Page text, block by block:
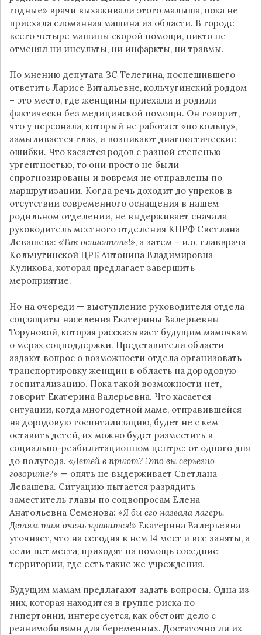
годные» врачи выхаживали этого малыша, пока не
приехала сломанная машина из области. В городе
всего четыре машины скорой помощи, никто не
отменял ни инсульты, ни инфаркты, ни травмы.
По мнению депутата ЗС Телегина, поспешившего
ответить Ларисе Витальевне, кольчугинский роддом
– это место, где женщины приехали и родили
фактически без медицинской помощи. Он говорит,
что у персонала, который не работает «по кольцу»,
замыливается глаз, и возникают диагностические
ошибки. Что касается родов с разной степенью
ургентностью, то они просто не были
спрогнозированы и вовремя не отправлены по
маршрутизации. Когда речь доходит до упреков в
отсутствии современного оснащения в нашем
родильном отделении, не выдерживает сначала
руководитель местного отделения КПРФ Светлана
Левашева: «Так оснастите!», а затем – и.о. главврача
Кольчугинской ЦРБ Антонина Владимировна
Куликова, которая предлагает завершить
мероприятие.
Но на очереди — выступление руководителя отдела
соцзащиты населения Екатерины Валерьевны
Торуновой, которая рассказывает будущим мамочкам
о мерах соцподдержки. Представители области
задают вопрос о возможности отдела организовать
транспортировку женщин в область на дородовую
госпитализацию. Пока такой возможности нет,
говорит Екатерина Валерьевна. Что касается
ситуации, когда многодетной маме, отправившейся
на дородовую госпитализацию, будет не с кем
оставить детей, их можно будет разместить в
социально-реабилитационном центре: от одного дня
до полугода. «Детей в приют? Это вы серьезно
говорите?» — опять не выдерживает Светлана
Левашева. Ситуацию пытается разрядить
заместитель главы по соцвопросам Елена
Анатольевна Семенова: «Я бы его назвала лагерь.
Детям там очень нравится!» Екатерина Валерьевна
уточняет, что на сегодня в нем 14 мест и все заняты, а
если нет места, приходят на помощь соседние
территории, где есть такие же учреждения.
Будущим мамам предлагают задать вопросы. Одна из
них, которая находится в группе риска по
гипертонии, интересуется, как обстоит дело с
реанимобилями для беременных. Достаточно ли их